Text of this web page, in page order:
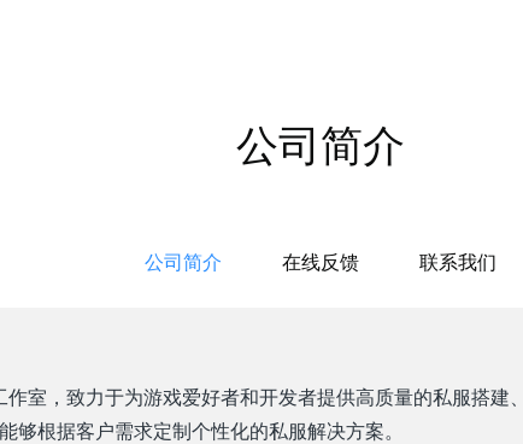
公司简介
公司简介 在线反馈 联系我们
室，致力于为游戏爱好者和开发者提供高质量的私服搭
根据客户需求定制个性化的私服解决方案。